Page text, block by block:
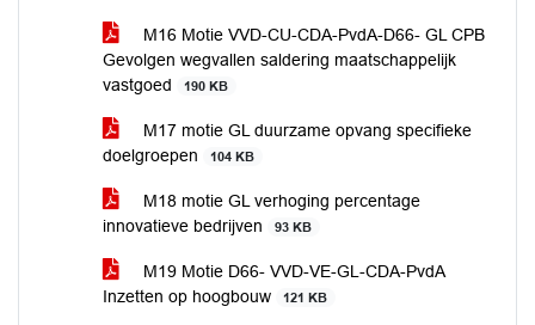
M16 Motie VVD-CU-CDA-PvdA-D66- GL CPB
Gevolgen wegvallen saldering maatschappelijk
vastgoed
190 KB
M17 motie GL duurzame opvang specifieke
doelgroepen
104 KB
M18 motie GL verhoging percentage
innovatieve bedrijven
93 KB
M19 Motie D66- VVD-VE-GL-CDA-PvdA
Inzetten op hoogbouw
121 KB